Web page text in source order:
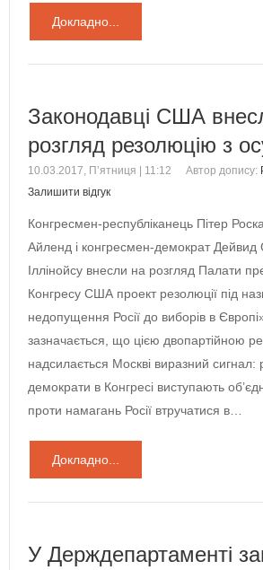
Докладно...
Законодавці США
розгляд резолюцію з
10.03.2017, П’ятниця | 11:12 Автор допису:
Залишити відгук
Конгресмен-республіканець Пітер
Айленд і конгресмен-демократ Дейвид
Іллінойсу внесли на розгляд Палати
Конгресу США проект резолюції під
недопущення Росії до виборів в
зазначається, що цією двопартійною
надсилається Москві виразний сигнал:
демократи в Конгресі виступають
проти намагань Росії втручатися в…
Докладно...
У Держдепартаменті